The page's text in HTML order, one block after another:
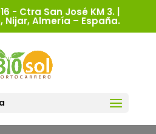
- Ctra San José KM 3. |
Nijar, Almería – España.